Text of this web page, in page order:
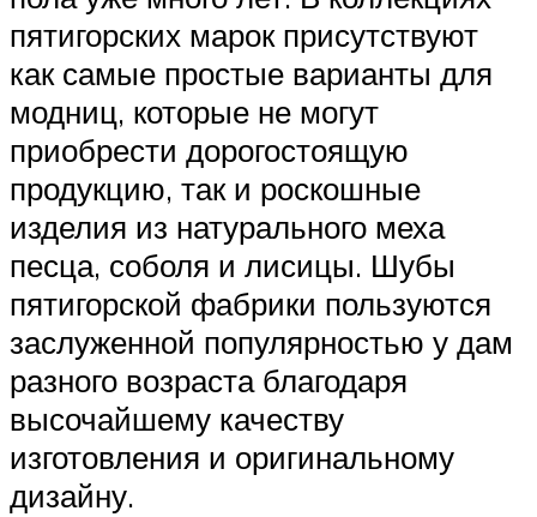
пятигорских марок присутствуют
как самые простые варианты для
модниц, которые не могут
приобрести дорогостоящую
продукцию, так и роскошные
изделия из натурального меха
песца, соболя и лисицы. Шубы
пятигорской фабрики пользуются
заслуженной популярностью у дам
разного возраста благодаря
высочайшему качеству
изготовления и оригинальному
дизайну.